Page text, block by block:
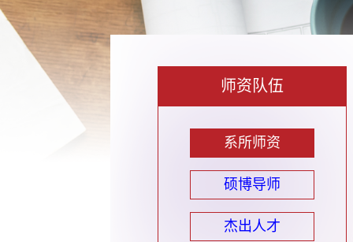
师资队伍
系所师资
硕博导师
杰出人才